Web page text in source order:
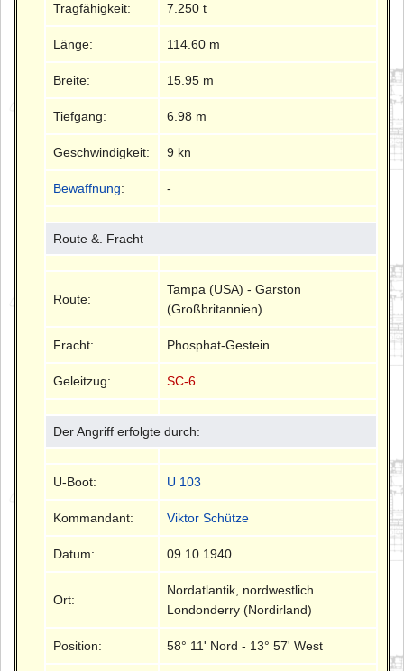
Tragfähigkeit: 7.250 t
Länge: 114.60 m
Breite: 15.95 m
Tiefgang: 6.98 m
Geschwindigkeit: 9 kn
Bewaffnung: -
Route &. Fracht
Route:
Tampa (USA) - Garston
(Großbritannien)
Fracht: Phosphat-Gestein
Geleitzug: SC-6
Der Angriff erfolgte durch:
U-Boot: U 103
Kommandant: Viktor Schütze
Datum: 09.10.1940
Ort:
Nordatlantik, nordwestlich
Londonderry (Nordirland)
Position: 58° 11' Nord - 13° 57' West